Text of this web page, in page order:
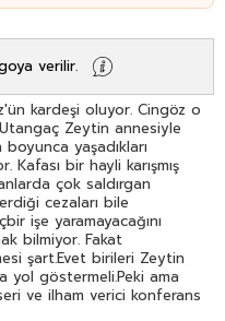
verilir.
kardeşi oluyor. Cingöz o
Zeytin annesiyle
yaşadıkları
bir hayli karışmış
çok saldırgan
cezaları bile
işe yaramayacağını
bilmiyor. Fakat
şart.Evet birileri Zeytin
yol göstermeli.Peki ama
ve ilham verici konferans